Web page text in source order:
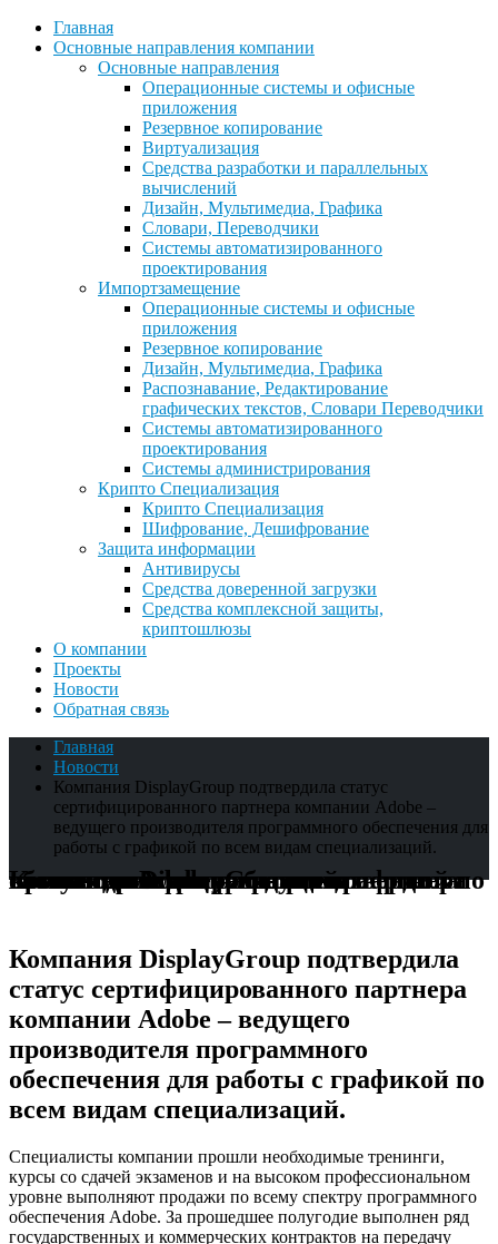
Главная
Основные направления компании
Основные направления
Операционные системы и офисные
приложения
Резервное копирование
Виртуализация
Средства разработки и параллельных
вычислений
Дизайн, Мультимедиа, Графика
Словари, Переводчики
Системы автоматизированного
проектирования
Импортзамещение
Операционные системы и офисные
приложения
Резервное копирование
Дизайн, Мультимедиа, Графика
Распознавание, Редактирование
графических текстов, Словари Переводчики
Системы автоматизированного
проектирования
Системы администрирования
Крипто Специализация
Крипто Специализация
Шифрование, Дешифрование
Защита информации
Антивирусы
Средства доверенной загрузки
Средства комплексной защиты,
криптошлюзы
О компании
Проекты
Новости
Обратная связь
Главная
Новости
Компания DisplayGroup подтвердила статус
сертифицированного партнера компании Adobе –
ведущего производителя программного обеспечения для
работы с графикой по всем видам специализаций.
Компания DisplayGroup подтвердила статус сертифицированного партнера компании Adobе – ведущего производителя программного обеспечения для работы с графикой по всем видам специализаций.
Компания DisplayGroup подтвердила
статус сертифицированного партнера
компании Adobе – ведущего
производителя программного
обеспечения для работы с графикой по
всем видам специализаций.
Специалисты компании прошли необходимые тренинги,
курсы со сдачей экзаменов и на высоком профессиональном
уровне выполняют продажи по всему спектру программного
обеспечения Adobe. За прошедшее полугодие выполнен ряд
государственных и коммерческих контрактов на передачу